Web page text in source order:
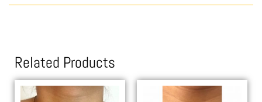
Related Products